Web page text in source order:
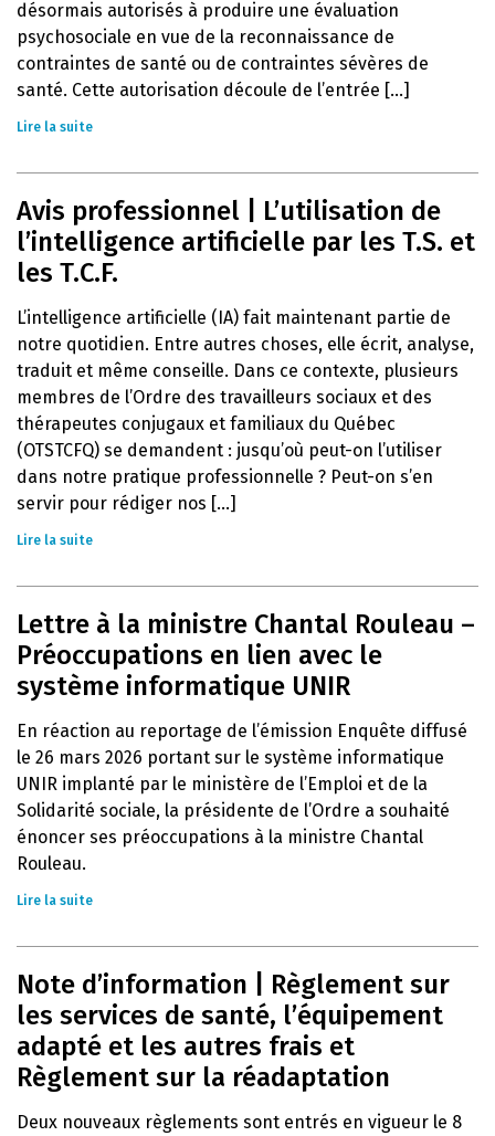
désormais autorisés à produire une évaluation
psychosociale en vue de la reconnaissance de
contraintes de santé ou de contraintes sévères de
santé. Cette autorisation découle de l’entrée [...]
Lire la suite
Avis professionnel | L’utilisation de
l’intelligence artificielle par les T.S. et
les T.C.F.
L’intelligence artificielle (IA) fait maintenant partie de
notre quotidien. Entre autres choses, elle écrit, analyse,
traduit et même conseille. Dans ce contexte, plusieurs
membres de l’Ordre des travailleurs sociaux et des
thérapeutes conjugaux et familiaux du Québec
(OTSTCFQ) se demandent : jusqu’où peut-on l’utiliser
dans notre pratique professionnelle ? Peut-on s’en
servir pour rédiger nos [...]
Lire la suite
Lettre à la ministre Chantal Rouleau –
Préoccupations en lien avec le
système informatique UNIR
En réaction au reportage de l’émission Enquête diffusé
le 26 mars 2026 portant sur le système informatique
UNIR implanté par le ministère de l’Emploi et de la
Solidarité sociale, la présidente de l’Ordre a souhaité
énoncer ses préoccupations à la ministre Chantal
Rouleau.
Lire la suite
Note d’information | Règlement sur
les services de santé, l’équipement
adapté et les autres frais et
Règlement sur la réadaptation
Deux nouveaux règlements sont entrés en vigueur le 8